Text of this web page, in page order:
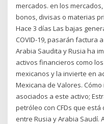
mercados. en los
bonos, divisas o materias
Hace 3 días Las bajas
COVID-19, pasarán factura
Arabia Saudita y Rusia ha
activos financieros como
mexicanos y la invierte en
Mexicana de Valores.
asociados a este activo;
petróleo con CFDs que
entre Rusia y Arabia